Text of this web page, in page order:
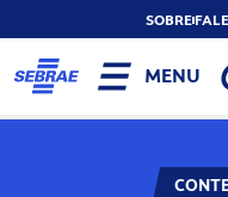
SOBRE
MENU